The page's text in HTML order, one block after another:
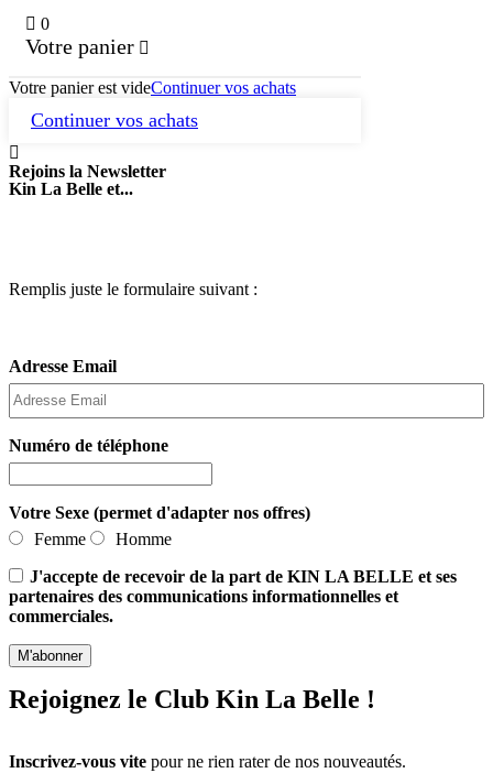
0
Votre panier
Votre panier est videContinuer vos achats
Continuer vos achats
Rejoins la Newsletter
Kin La Belle et...
Remplis juste le formulaire suivant :
Adresse Email
Numéro de téléphone
Votre Sexe (permet d'adapter nos offres)
Femme
Homme
J'accepte de recevoir de la part de KIN LA BELLE et ses
partenaires des communications informationnelles et
commerciales.
Rejoignez le Club Kin La Belle !
Inscrivez-vous vite pour ne rien rater de nos nouveautés.